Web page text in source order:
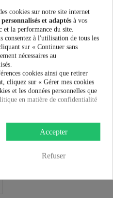
PRODUIT EST DISPONIBLE
cookies sur notre site internet
et adaptés à vos
et la performance du site.
consentez à l'utilisation de tous les
sur « Continuer sans
nécessaires au
cookies ainsi que retirer
cliquez sur « Gérer mes cookies
et les données personnelles que
en matière de confidentialité
Accepter
Refuser